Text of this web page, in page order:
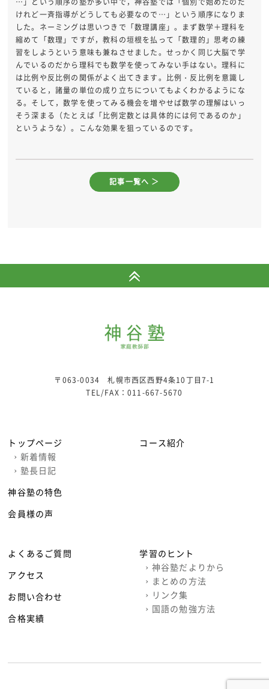
けれど一斉指導がどうしても必要なので…」という順序になりま
した。ネーミングは思いつきで「数理講座」。まず数学＋理科を
縮めて「数理」ですが，教科の垣根を払って「数理的」思考の練
習をしようという意味も兼ねさせました。せっかく同じ大脳で学
んでいるのだから理科でも数学を使ってみない手はない。理科に
は比例や反比例の関係がよく出てきます。比例・反比例を意識し
ていると，諸量の単位の成り立ちについてもよくわかるようにな
る。そして，数学を使ってみる機会を増やせば数学の理解はいっ
そう深まる（たとえば「比例定数とは具体的には何であるのか」
というような）。こんな効果を狙っているのです。
記事一覧へ ＞
〒063-0034 札幌市西区西野4条10丁目7-1
TEL/FAX：011-667-5670
トップページ
› 新着情報
› 塾長日記
神谷塾の特色
会員様の声
コース紹介
よくあるご質問
アクセス
お問い合わせ
合格実績
学習のヒント
› 神谷塾だよりから
› まとめの方法
› リンク集
› 国語の勉強方法